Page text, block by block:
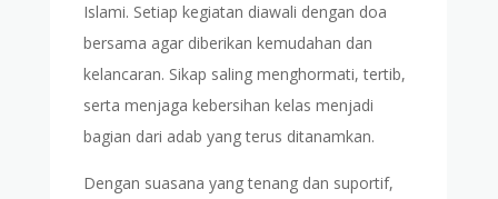
Islami. Setiap kegiatan diawali dengan doa
bersama agar diberikan kemudahan dan
kelancaran. Sikap saling menghormati, tertib,
serta menjaga kebersihan kelas menjadi
bagian dari adab yang terus ditanamkan.
Dengan suasana yang tenang dan suportif,